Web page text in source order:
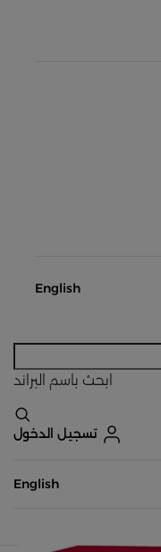
English
ابحث باسم البراند
تسجيل الدخول
English